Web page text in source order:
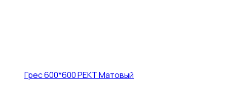
Грес 600*600 РЕКТ Матовый